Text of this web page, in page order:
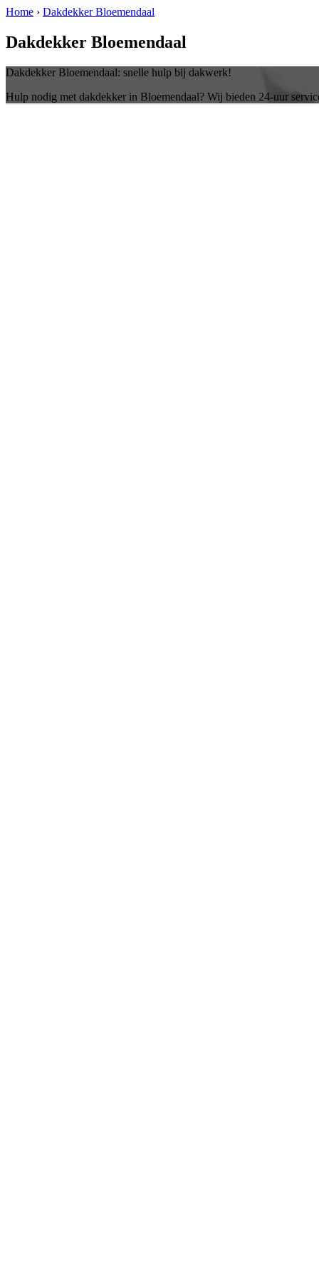
Home › Dakdekker Bloemendaal
Dakdekker Bloemendaal
Dakdekker Bloemendaal: snelle hulp bij dakwerk!
Hulp nodig met dakdekker in Bloemendaal? Wij bieden 24-uur